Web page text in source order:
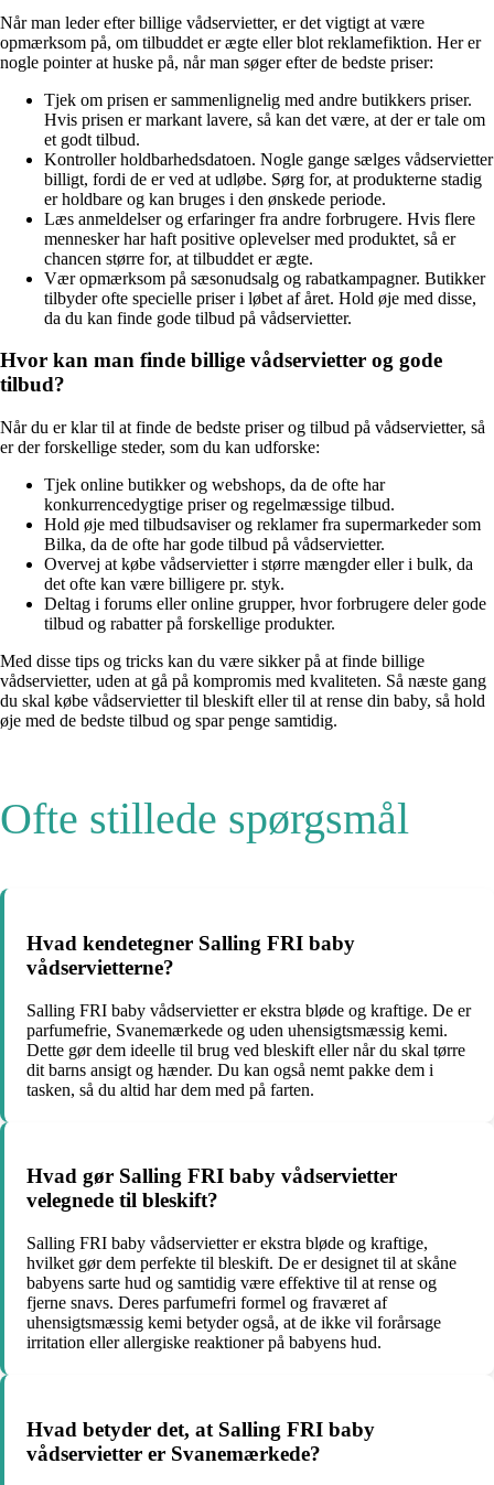
Når man leder efter billige vådservietter, er det vigtigt at være
opmærksom på, om tilbuddet er ægte eller blot reklamefiktion. Her er
nogle pointer at huske på, når man søger efter de bedste priser:
Tjek om prisen er sammenlignelig med andre butikkers priser.
Hvis prisen er markant lavere, så kan det være, at der er tale om
et godt tilbud.
Kontroller holdbarhedsdatoen. Nogle gange sælges vådservietter
billigt, fordi de er ved at udløbe. Sørg for, at produkterne stadig
er holdbare og kan bruges i den ønskede periode.
Læs anmeldelser og erfaringer fra andre forbrugere. Hvis flere
mennesker har haft positive oplevelser med produktet, så er
chancen større for, at tilbuddet er ægte.
Vær opmærksom på sæsonudsalg og rabatkampagner. Butikker
tilbyder ofte specielle priser i løbet af året. Hold øje med disse,
da du kan finde gode tilbud på vådservietter.
Hvor kan man finde billige vådservietter og gode
tilbud?
Når du er klar til at finde de bedste priser og tilbud på vådservietter, så
er der forskellige steder, som du kan udforske:
Tjek online butikker og webshops, da de ofte har
konkurrencedygtige priser og regelmæssige tilbud.
Hold øje med tilbudsaviser og reklamer fra supermarkeder som
Bilka, da de ofte har gode tilbud på vådservietter.
Overvej at købe vådservietter i større mængder eller i bulk, da
det ofte kan være billigere pr. styk.
Deltag i forums eller online grupper, hvor forbrugere deler gode
tilbud og rabatter på forskellige produkter.
Med disse tips og tricks kan du være sikker på at finde billige
vådservietter, uden at gå på kompromis med kvaliteten. Så næste gang
du skal købe vådservietter til bleskift eller til at rense din baby, så hold
øje med de bedste tilbud og spar penge samtidig.
Ofte stillede spørgsmål
Hvad kendetegner Salling FRI baby
vådservietterne?
Salling FRI baby vådservietter er ekstra bløde og kraftige. De er
parfumefrie, Svanemærkede og uden uhensigtsmæssig kemi.
Dette gør dem ideelle til brug ved bleskift eller når du skal tørre
dit barns ansigt og hænder. Du kan også nemt pakke dem i
tasken, så du altid har dem med på farten.
Hvad gør Salling FRI baby vådservietter
velegnede til bleskift?
Salling FRI baby vådservietter er ekstra bløde og kraftige,
hvilket gør dem perfekte til bleskift. De er designet til at skåne
babyens sarte hud og samtidig være effektive til at rense og
fjerne snavs. Deres parfumefri formel og fraværet af
uhensigtsmæssig kemi betyder også, at de ikke vil forårsage
irritation eller allergiske reaktioner på babyens hud.
Hvad betyder det, at Salling FRI baby
vådservietter er Svanemærkede?